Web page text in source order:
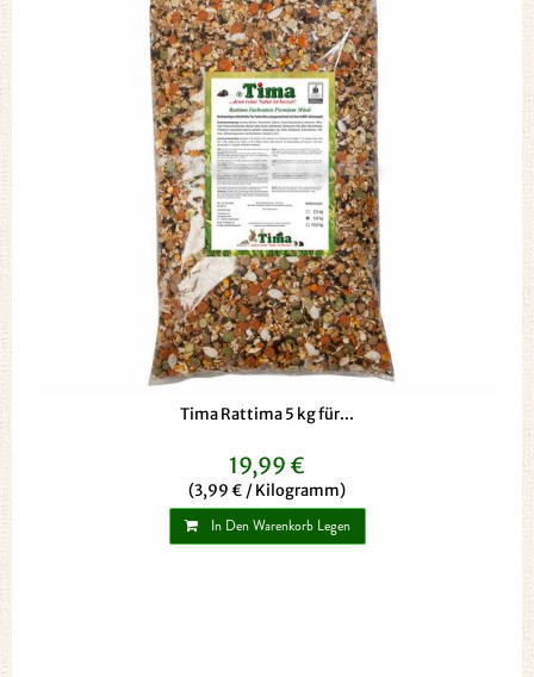
Tima Rattima 5 kg für...
19,99 €
(3,99 € / Kilogramm)
In Den Warenkorb Legen